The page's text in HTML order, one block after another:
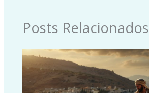
Posts Relacionados